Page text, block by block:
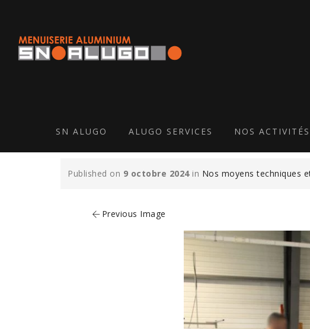
SN ALUGO ALUGO SERVICES NOS ACTIVITÉS
Published on 9 octobre 2024in Nos moyens techniques
Previous Image